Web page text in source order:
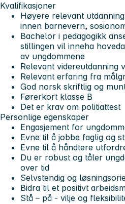
Kvalifikasjoner
Høyere relevant
innen barnevern,
Bachelor i pedagogikk
stillingen vil inneha
av ungdommene
Relevant videreutdanning
Relevant erfaring fra
God norsk skriftlig og
Førerkort klasse B
Det er krav om politiattest
Personlige egenskaper
Engasjement for
Evne til å jobbe faglig og
Evne til å håndtere
Du er robust og tåler
over tid
Selvstendig og
Bidra til et positivt
Stå – på - vilje og